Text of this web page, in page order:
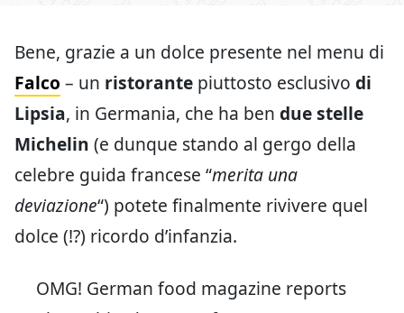
Bene, grazie a un dolce presente nel menu di
Falco – un ristorante piuttosto esclusivo di
Lipsia, in Germania, che ha ben due stelle
Michelin (e dunque stando al gergo della
celebre guida francese “merita una
deviazione“) potete finalmente rivivere quel
dolce (!?) ricordo d’infanzia.
OMG! German food magazine reports